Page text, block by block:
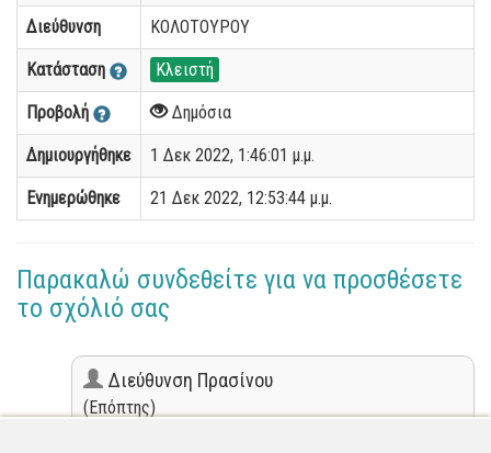
Διεύθυνση ΚΟΛΟΤΟΥΡΟΥ
Κατάσταση Κλειστή
Προβολή Δημόσια
Δημιουργήθηκε 1 Δεκ 2022, 1:46:01 μ.μ.
Ενημερώθηκε 21 Δεκ 2022, 12:53:44 μ.μ.
Παρακαλώ συνδεθείτε για να προσθέσετε
το σχόλιό σας
Διεύθυνση Πρασίνου
(Επόπτης)